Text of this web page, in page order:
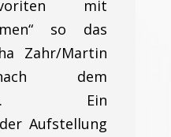
mit
so das
Zahr/Martin
dem
Ein
Aufstellung